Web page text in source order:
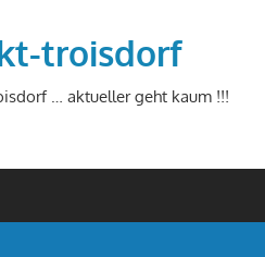
troisdorf
… aktueller geht kaum !!!